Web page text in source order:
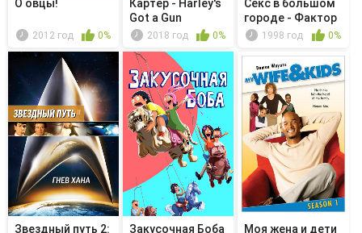
О овцы!
2012 год 0%
Картер - Harley's
Got a Gun
2018 год 0%
Секс в большом
городе - Фактор
"Ф...1998 год 0%
Звездный путь 2: Закусочная Боба Моя жена и дети